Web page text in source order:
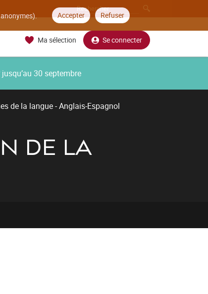
Accepter Refuser
Ma sélection Se connecter
30 septembre
de la langue - Anglais-Espagnol
DE LA